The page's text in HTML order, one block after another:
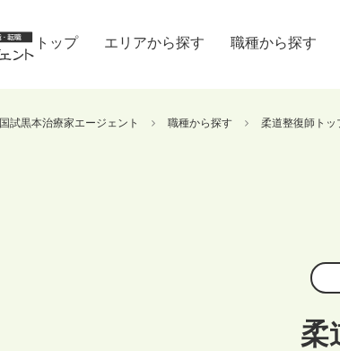
トップ エリアから探す 職種から探す
国試黒本治療家エージェント 職種から探す 柔道整復師トッ
柔